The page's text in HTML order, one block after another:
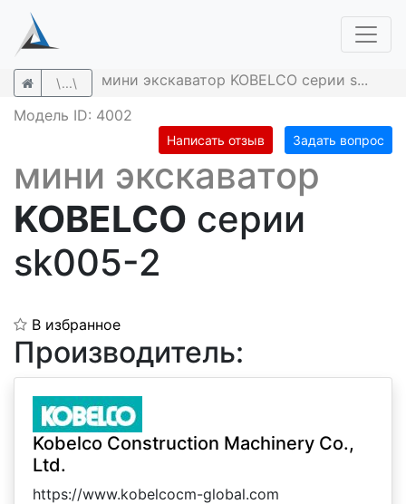
\...\
мини экскаватор KOBELCO серии s...
Модель ID: 4002
Написать отзыв Задать вопрос
мини экскаватор
KOBELCO серии
sk005-2
В избранное
Производитель:
Kobelco Construction Machinery Co.,
Ltd.
https://www.kobelcocm-global.com